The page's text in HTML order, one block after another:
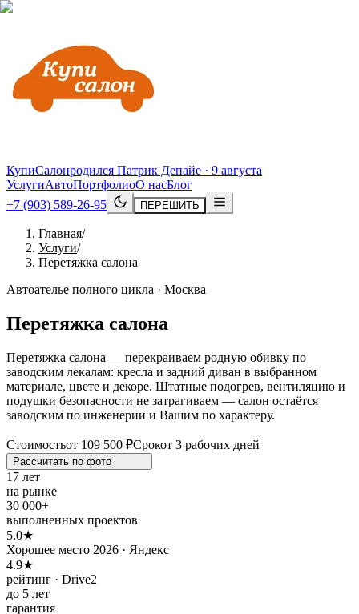
КупиСалонродился Патрик Депайе · 9 августа
УслугиАвтоПортфолиоО насБлог
+7 (903) 589-26-95
ПЕРЕШИТЬ
Главная/
Услуги/
Перетяжка салона
Автоателье полного цикла · Москва
Перетяжка салона
Перетяжка салона — перекраиваем родную обивку по
заводским лекалам: кресла и задний диван в выбранном
материале, цвете и декоре. Штатные подогрев, вентиляцию и
подушки безопасности не затрагиваем — салон остаётся
заводским по инженерии и Вашим по характеру.
Стоимостьот 109 500 ₽Срокот 3 рабочих дней
Рассчитать по фото
17 лет
на рынке
30 000+
выполненных проектов
5.0★
Хорошее место 2026 · Яндекс
4.9★
рейтинг · Drive2
до 5 лет
гарантия